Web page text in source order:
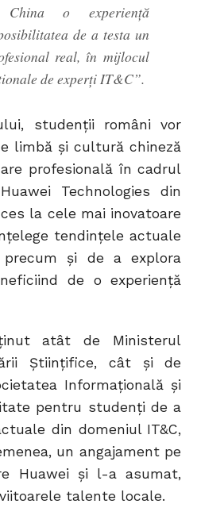
o experiență
de a testa un
real, în mijlocul
de experți IT&C”.
studenții români vor
limbă și cultură chineză
profesională în cadrul
Technologies din
la cele mai inovatoare
tendințele actuale
precum și de a explora
de o experiență
atât de Ministerul
Științifice, cât și de
Informațională și
pentru studenți de a
din domeniul IT&C,
un angajament pe
Huawei și l-a asumat,
talente locale.